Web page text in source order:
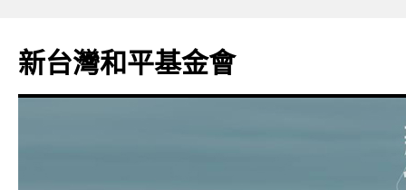
新台灣和平基金會